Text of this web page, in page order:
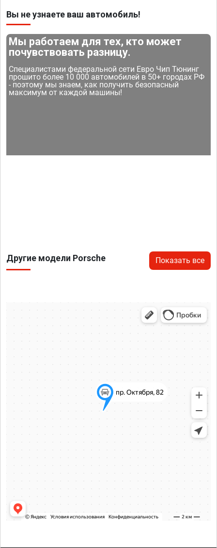
Вы не узнаете ваш автомобиль!
Мы работаем для тех, кто может
почувствовать разницу.
Специалистами федеральной сети Евро Чип Тюнинг
прошито более 10 000 автомобилей в 50+ городах РФ
- поэтому мы знаем, как получить безопасный
максимум от каждой машины!
Другие модели Porsche Показать все